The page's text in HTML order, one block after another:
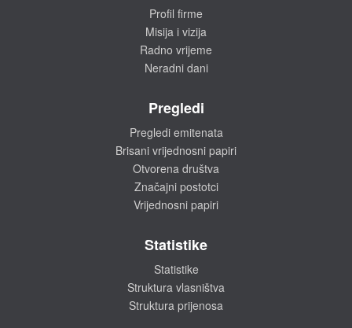
Profil firme
Misija i vizija
Radno vrijeme
Neradni dani
Pregledi
Pregledi emitenata
Brisani vrijednosni papiri
Otvorena društva
Značajni postotci
Vrijednosni papiri
Statistike
Statistike
Struktura vlasništva
Struktura prijenosa